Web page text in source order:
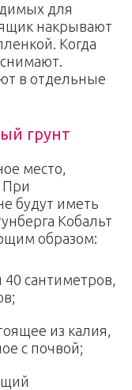
для
накрывают
Когда
в отдельные
грунт
место,
При
будут иметь
Кобальт
образом:
сантиметров,
из калия,
с почвой;